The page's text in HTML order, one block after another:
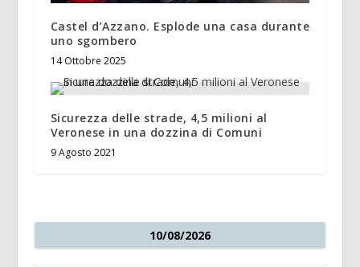
Castel d’Azzano. Esplode una casa durante
uno sgombero
14 Ottobre 2025
Sicurezza delle strade, 4,5 milioni al
Veronese in una dozzina di Comuni
9 Agosto 2021
10/08/2026